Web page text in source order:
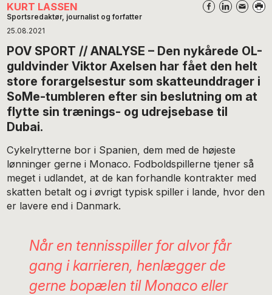
KURT LASSEN
Sportsredaktør, journalist og forfatter
25.08.2021
POV SPORT // ANALYSE – Den nykårede OL-
guldvinder Viktor Axelsen har fået den helt
store forargelsestur som skatteunddrager i
SoMe-tumbleren efter sin beslutning om at
flytte sin trænings- og udrejsebase til
Dubai.
Cykelrytterne bor i Spanien, dem med de højeste
lønninger gerne i Monaco. Fodboldspillerne tjener så
meget i udlandet, at de kan forhandle kontrakter med
skatten betalt og i øvrigt typisk spiller i lande, hvor den
er lavere end i Danmark.
Når en tennisspiller for alvor får
gang i karrieren, henlægger de
gerne bopælen til Monaco eller